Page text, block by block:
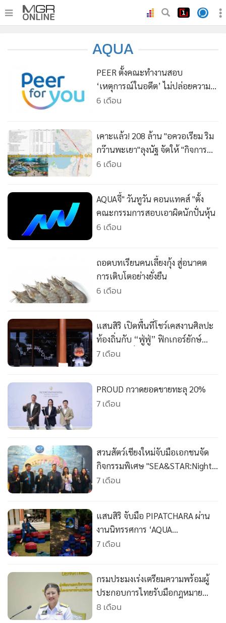
ภาคใต้
ภูมิภาค
Online Section
• ผู้จัดการรายวัน
• คอลัมนิสต์
• ละคร
• CbizReview
• Cyber BIZ
Good health & Well-being
• Green Innovation & SD
Infographic
• การเมือง
• ท่องเที่ยว
• กีฬา
ต่างประเทศ
• Special Scoop
• เศรษฐกิจ-ธุรกิจ
ชุมชน-คุณภาพชีวิต
• อาชญากรรม
• Motoring
• เกม
• วิทยาศาสตร์
• SMEs
• หุ้น
• อินโดจีน
• กองทุนรวม
• Celeb Online
• Factcheck
• Gotomanager
AQUA
PEER ตั้งคณะทำงานสอบ
‘เหตุการณ์ในอดีต’ ไม่ปล่อยความ
ผิด-คนผิดลอยนวล
6 เดือน
เคาะแล้ว! 208 ล้าน "อควอเรียม ริม
กว๊านพะเยา"ลุงนัฐ จัดให้ "กิจการ
ร่วมค้าอควาพลัส" คว้าโปรเจกอุโมง
6 เดือน
AQUAจี้" วันทูวัน คอนแทคส์ "ตั้ง
คณะกรรมการสอบเอาผิดนักปั่นหุ้น
6 เดือน
ถอดบทเรียนคนเลี้ยงกุ้ง สู่อนาคต
การเติบโตอย่างยั่งยืน
6 เดือน
แสนสิริ เปิดพื้นที่โชว์เคสงานศิลปะ
ท้องถิ่นกับ “ฟู่ฟู่” ฟิกเกอร์ยักษ์
กลางแจ้ง ที่ The Society เชิงทะเล
7 เดือน
PROUD กวาดยอดขายทะลุ 20%
7 เดือน
สวนสัตว์เชียงใหม่จับมือเอกชนจัด
กิจกรรมพิเศษ "SEA&STAR:Night
at the Aquariam"แสงสีเสียงสุด
7 เดือน
แสนสิริ จับมือ PIPATCHARA ผ่าน
งานนิทรรศการ ‘AQUA
PLAYGROUND’
7 เดือน
กรมประมงเร่งเตรียมความพร้อมผู้
ประกอบการไทยรับมือกฎหมาย
MMPA
8 เดือน